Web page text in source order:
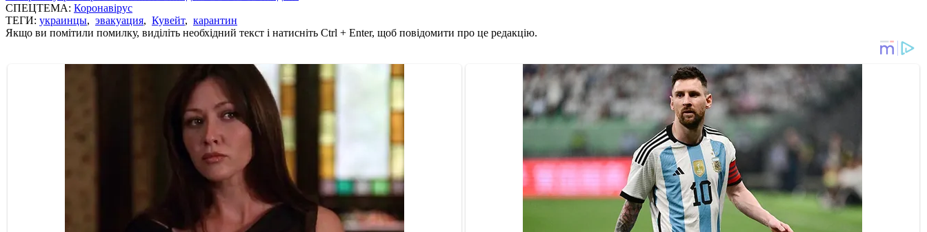
СПЕЦТЕМА: Коронавірус
ТЕГИ: украинцы, эвакуация, Кувейт, карантин
Якщо ви помітили помилку, виділіть необхідний текст і натисніть Ctrl + Enter, щоб повідомити про це редакцію.